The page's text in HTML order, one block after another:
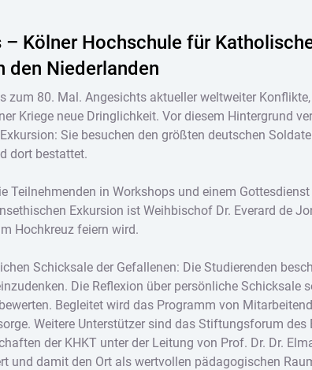
Kölner Hochschule für
den Niederlanden
zum 80. Mal. Angesichts aktueller weltweiter
Kriege neue Dringlichkeit. Vor diesem Hintergrund
Sie besuchen den größten deutschen
dort bestattet.
Teilnehmenden in Workshops und einem
Exkursion ist Weihbischof Dr. Everard de
Hochkreuz feiern wird.
Schicksale der Gefallenen: Die Studierenden
Die Reflexion über persönliche
Begleitet wird das Programm von
Weitere Unterstützer sind das Stiftungsforum
der KHKT unter der Leitung von Prof. Dr. Dr.
damit den Ort als wertvollen pädagogischen